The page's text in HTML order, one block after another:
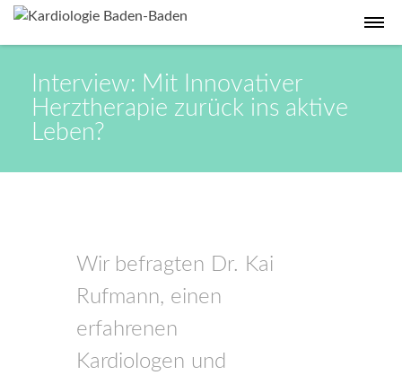
Interview: Mit Innovativer
Herztherapie zurück ins aktive
Leben?
Wir befragten Dr. Kai
Rufmann, einen
erfahrenen
Kardiologen und